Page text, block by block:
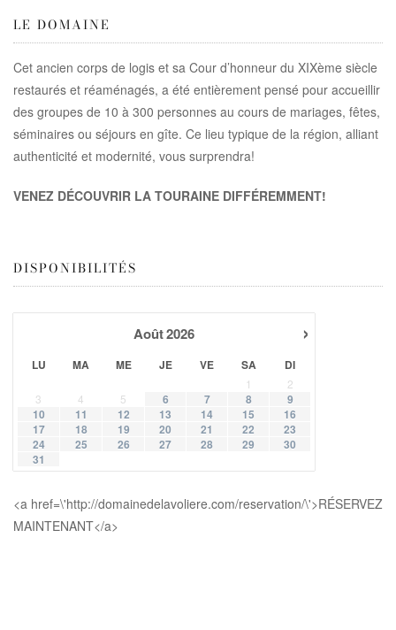
LE DOMAINE
Cet ancien corps de logis et sa Cour d’honneur du XIXème siècle
restaurés et réaménagés, a été entièrement pensé pour accueillir
des groupes de 10 à 300 personnes au cours de mariages, fêtes,
séminaires ou séjours en gîte. Ce lieu typique de la région, alliant
authenticité et modernité, vous surprendra!
VENEZ DÉCOUVRIR LA TOURAINE DIFFÉREMMENT!
DISPONIBILITÉS
›
Août2026
LU MA ME JE VE SA DI
1
2
3
4 5 6 7 8
9
10
11 12 13 14 15
16
17
18 19 20 21 22
23
24
25 26 27 28 29
30
31
<a href=\'http://domainedelavoliere.com/reservation/\'>RÉSERVEZ
MAINTENANT</a>